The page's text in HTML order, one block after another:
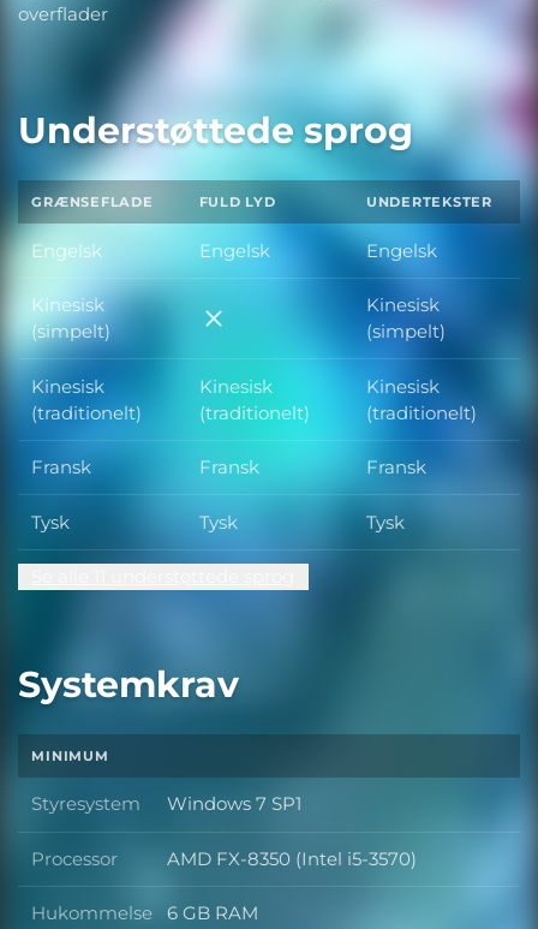
overflader
Understøttede sprog
GRÆNSEFLADE FULD LYD UNDERTEKSTER
Engelsk Engelsk Engelsk
Kinesisk
(simpelt)
Kinesisk (simpelt)
Kinesisk
(simpelt)
Kinesisk
(traditionelt)
Kinesisk
(traditionelt)
Kinesisk
(traditionelt)
Fransk Fransk Fransk
Tysk Tysk Tysk
Systemkrav
MINIMUM
Styresystem Styresystem
Windows 7 SP1
Processor Processor
AMD FX-8350 (Intel i5-3570)
Hukommelse 6 GB RAM